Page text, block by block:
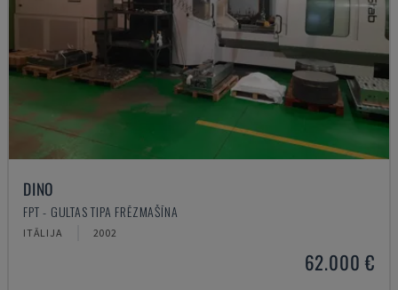
DINO
FPT - GULTAS TIPA FRĒZMAŠĪNA
ITĀLIJA 2002
62.000 €